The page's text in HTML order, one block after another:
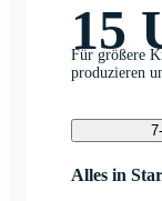
15
Für größere
produzieren
Alles in